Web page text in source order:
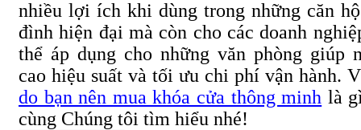
nhiều lợi ích khi dùng trong những căn
đình hiện đại mà còn cho các doanh
thể áp dụng cho những văn phòng giúp
cao hiệu suất và tối ưu chi phí vận hành.
do bạn nên mua khóa cửa thông minh là
cùng Chúng tôi tìm hiểu nhé!